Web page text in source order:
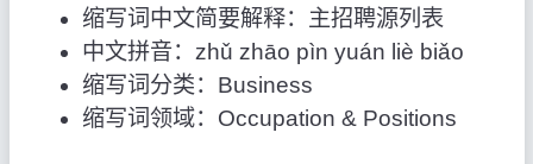
缩写词中文简要解释：主招聘源列表
中文拼音：zhǔ zhāo pìn yuán liè biǎo
缩写词分类：Business
缩写词领域：Occupation & Positions